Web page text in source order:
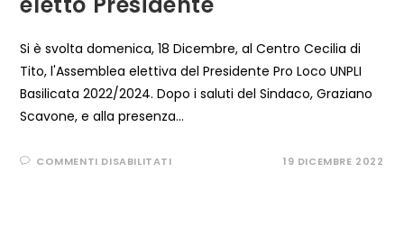
Si è svolta domenica, 18 Dicembre, al Centro Cecilia di
Tito, l'Assemblea elettiva del Presidente Pro Loco UNPLI
Basilicata 2022/2024. Dopo i saluti del Sindaco, Graziano
Scavone, e alla presenza…
COMMENTI DISABILITATISU 19 DICEMBRE 2022